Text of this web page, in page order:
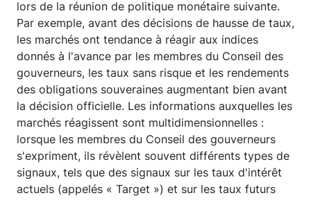
lors de la réunion de politique monétaire suivante.
Par exemple, avant des décisions de hausse de taux,
les marchés ont tendance à réagir aux indices
donnés à l'avance par les membres du Conseil des
gouverneurs, les taux sans risque et les rendements
des obligations souveraines augmentant bien avant
la décision officielle. Les informations auxquelles les
marchés réagissent sont multidimensionnelles :
lorsque les membres du Conseil des gouverneurs
s'expriment, ils révèlent souvent différents types de
signaux, tels que des signaux sur les taux d'intérêt
actuels (appelés « Target ») et sur les taux futurs